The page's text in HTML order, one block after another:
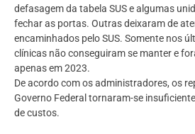
defasagem da tabela SUS e algumas
fechar as portas. Outras deixaram de
encaminhados pelo SUS. Somente nos
clínicas não conseguiram se manter e
apenas em 2023.
De acordo com os administradores, os
Governo Federal tornaram-se
de custos.